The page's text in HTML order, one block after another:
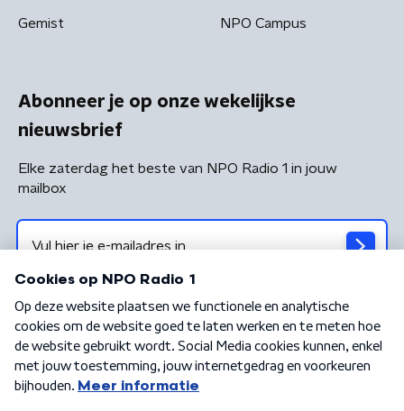
Gemist NPO Campus
Abonneer je op onze wekelijkse
nieuwsbrief
Elke zaterdag het beste van NPO Radio 1 in jouw
mailbox
Algemene voorwaarden